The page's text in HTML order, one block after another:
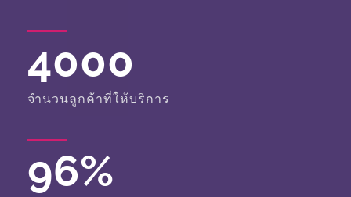
4000
จำนวนลูกค้าที่ให้บริการ
96%